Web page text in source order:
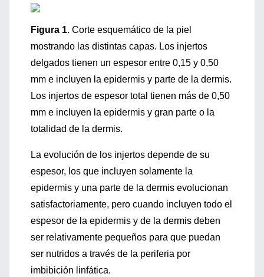
Figura 1. Corte esquemático de la piel
mostrando las distintas capas. Los injertos
delgados tienen un espesor entre 0,15 y 0,50
mm e incluyen la epidermis y parte de la dermis.
Los injertos de espesor total tienen más de 0,50
mm e incluyen la epidermis y gran parte o la
totalidad de la dermis.
La evolución de los injertos depende de su
espesor, los que incluyen solamente la
epidermis y una parte de la dermis evolucionan
satisfactoriamente, pero cuando incluyen todo el
espesor de la epidermis y de la dermis deben
ser relativamente pequeños para que puedan
ser nutridos a través de la periferia por
imbibición linfática.